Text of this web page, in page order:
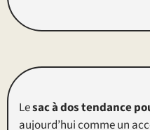
Lesac à dos tendance
aujourd’hui comme un